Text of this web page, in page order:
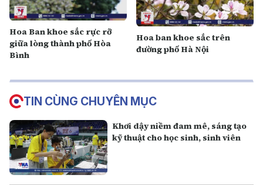
Hoa Ban khoe sắc rực rỡ
giữa lòng thành phố Hòa
Bình
Hoa ban khoe sắc trên
đường phố Hà Nội
TIN CÙNG CHUYÊN MỤC
Khơi dậy niềm đam mê, sáng tạo
kỹ thuật cho học sinh, sinh viên